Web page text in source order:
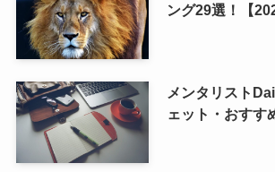
ング29選！【
メンタリスト
ェット・おすす